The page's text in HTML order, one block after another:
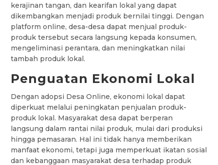
kerajinan tangan, dan kearifan lokal yang dapat
dikembangkan menjadi produk bernilai tinggi. Dengan
platform online, desa-desa dapat menjual produk-
produk tersebut secara langsung kepada konsumen,
mengeliminasi perantara, dan meningkatkan nilai
tambah produk lokal.
Penguatan Ekonomi Lokal
Dengan adopsi Desa Online, ekonomi lokal dapat
diperkuat melalui peningkatan penjualan produk-
produk lokal. Masyarakat desa dapat berperan
langsung dalam rantai nilai produk, mulai dari produksi
hingga pemasaran. Hal ini tidak hanya memberikan
manfaat ekonomi, tetapi juga memperkuat ikatan sosial
dan kebanggaan masyarakat desa terhadap produk